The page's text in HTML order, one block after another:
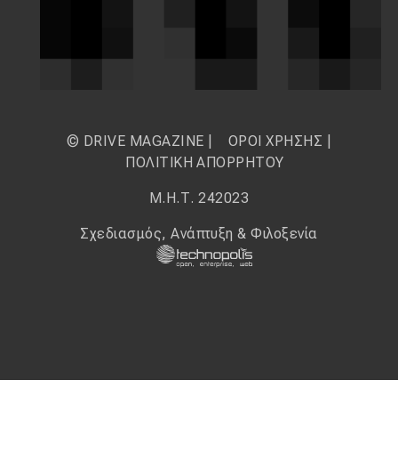
© DRIVE MAGAZINE | ΟΡΟΙ ΧΡΗΣΗΣ
ΠΟΛΙΤΙΚΗ ΑΠΟΡΡΗΤΟΥ
Μ.Η.Τ. 242023
Σχεδιασμός, Ανάπτυξη & Φιλοξενία